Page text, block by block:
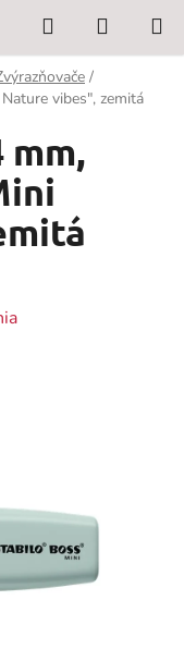
Hľadať
KOŠÍK
/
vibes", zemitá
mm,